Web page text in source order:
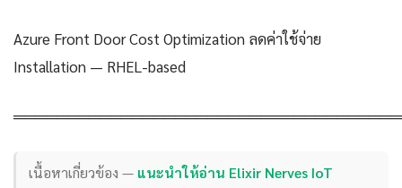
Azure Front Door Cost Optimization ลดค่าใช้จ่าย
Installation — RHEL-based
เนื้อหาเกี่ยวข้อง — แนะนำให้อ่าน Elixir Nerves IoT